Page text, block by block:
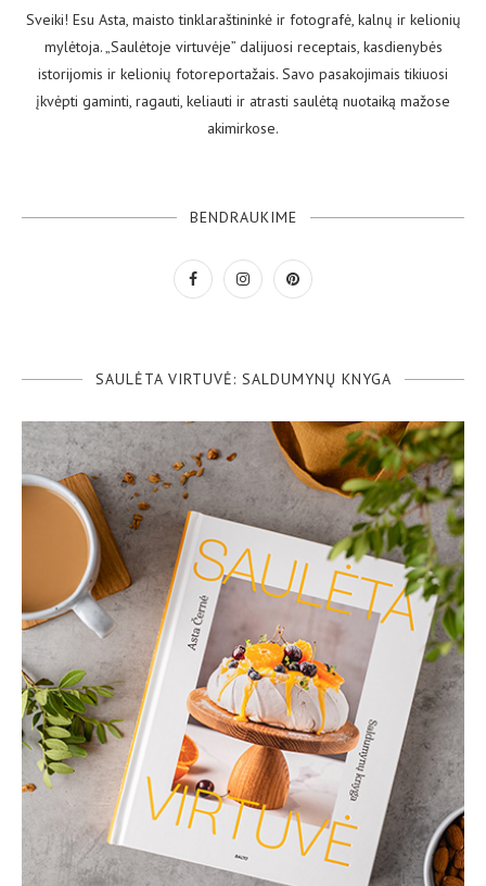
Sveiki! Esu Asta, maisto tinklaraštininkė ir fotografė, kalnų ir kelionių
mylėtoja. „Saulėtoje virtuvėje” dalijuosi receptais, kasdienybės
istorijomis ir kelionių fotoreportažais. Savo pasakojimais tikiuosi
įkvėpti gaminti, ragauti, keliauti ir atrasti saulėtą nuotaiką mažose
akimirkose.
BENDRAUKIME
SAULĖTA VIRTUVĖ: SALDUMYNŲ KNYGA